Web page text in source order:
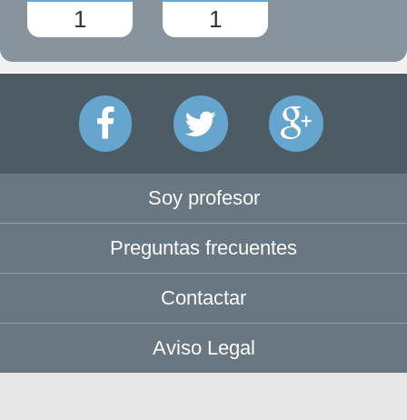
1 1
Soy profesor
Preguntas frecuentes
Contactar
Aviso Legal